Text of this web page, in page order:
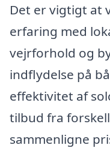
Det er vigtigt at
erfaring med
vejrforhold og
indflydelse på
effektivitet af
tilbud fra
sammenligne